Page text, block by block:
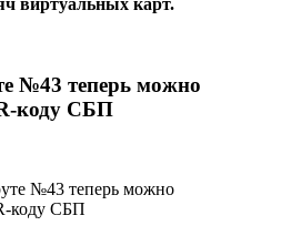
№43 теперь можно
коду СБП